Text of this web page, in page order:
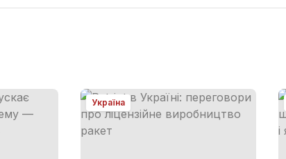
Україна